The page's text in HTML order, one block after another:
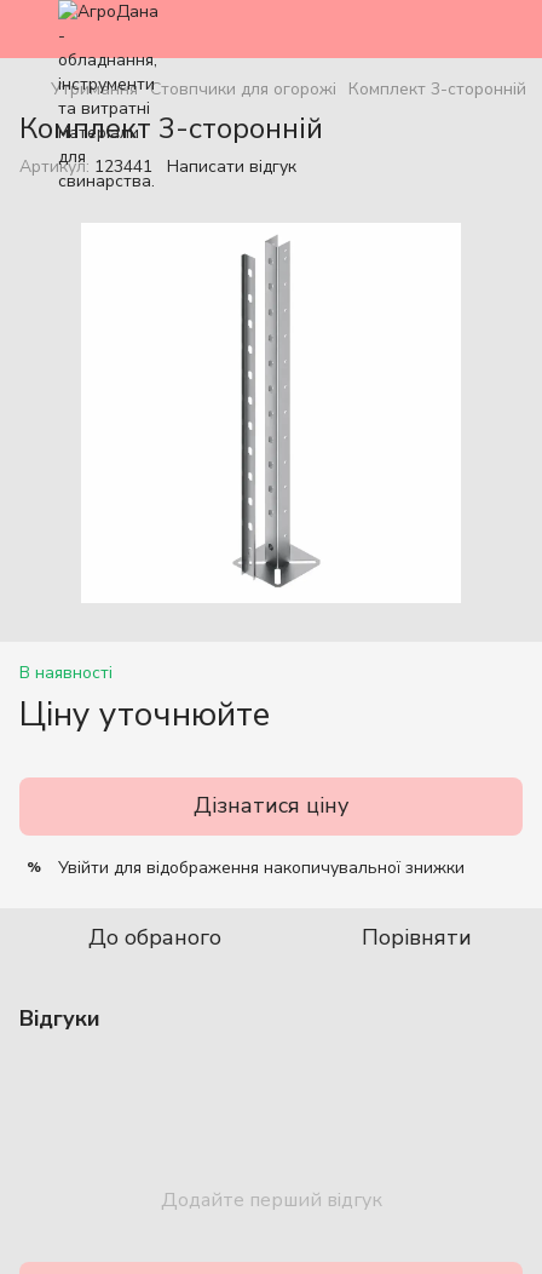
Утримання Стовпчики для огорожі Комплект 3-сторонній
Комплект 3-сторонній
Артикул: 123441 Написати відгук
В наявності
Ціну уточнюйте
Дізнатися ціну
% Увійти для відображення накопичувальної знижки
До обраного Порівняти
Відгуки
Додайте перший відгук